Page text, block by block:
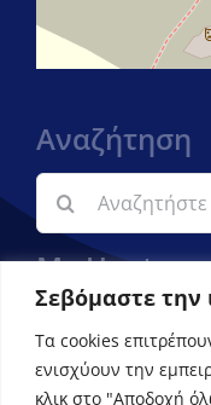
Σεβόμαστε την
Τα cookies
ενισχύουν την
κλικ στο "Αποδοχή
Αναζήτηση
Αναζήτηση
για:
My Upatras
Εφαρμογή